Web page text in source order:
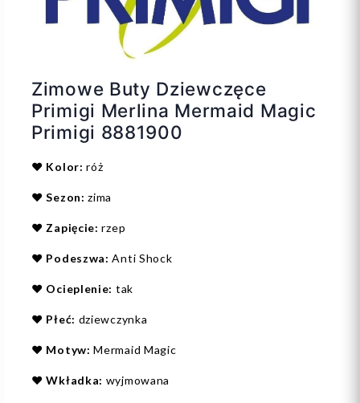
Zimowe Buty Dziewczęce
Primigi Merlina Mermaid Magic
Primigi 8881900
❤️ Kolor:róż
❤️Sezon:zima
❤️ Zapięcie:rzep
❤️ Podeszwa:Anti Shock
❤️ Ocieplenie: tak
❤️ Płeć: dziewczynka
❤️ Motyw:Mermaid Magic
❤️Wkładka: wyjmowana